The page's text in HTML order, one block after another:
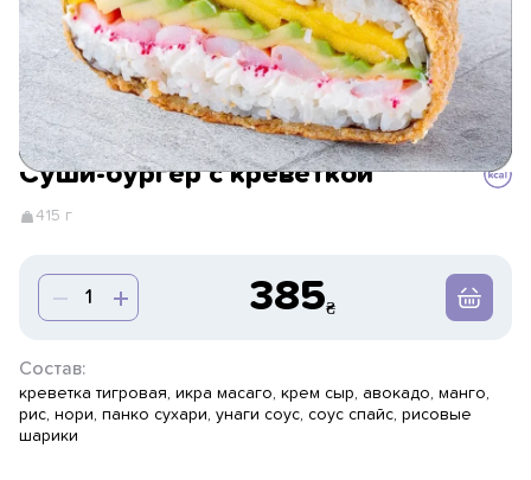
Суши-бургер с креветкой
415 г
385
Состав:
креветка тигровая, икра масаго, крем сыр, авокадо, манго,
рис, нори, панко сухари, унаги соус, соус спайс, рисовые
шарики